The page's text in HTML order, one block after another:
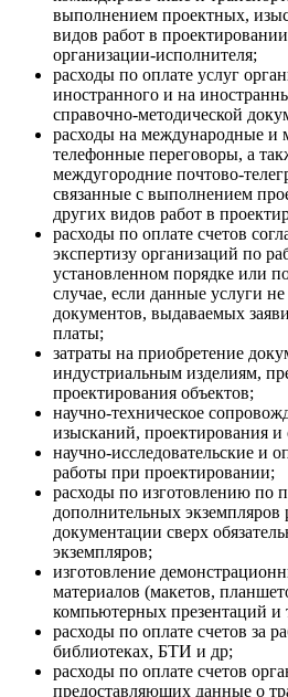
выполнением проектных,
видов работ в
организации-исполнителя;
расходы по оплате услуг
иностранного и на
справочно-методической
расходы на международные и
телефонные переговоры, а
междугородние почтово-
связанные с выполнением
других видов работ в
расходы по оплате счетов
экспертизу организаций по
установленном порядке или
случае, если данные услуги
документов, выдаваемых
платы;
затраты на приобретение
индустриальным изделиям,
проектирования объектов;
научно-техническое
изысканий, проектирования и
научно-исследовательские и
работы при проектировании;
расходы по изготовлению по
дополнительных экземпляров
документации сверх
экземпляров;
изготовление
материалов (макетов,
компьютерных презентаций и
расходы по оплате счетов за
библиотеках, БТИ и др;
расходы по оплате счетов
предоставляющих данные о